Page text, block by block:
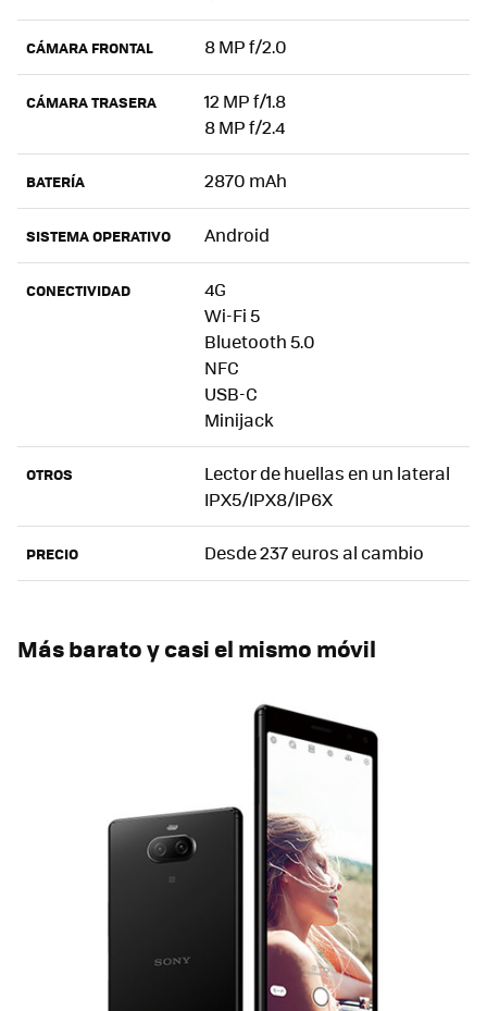
CÁMARA FRONTAL 8 MP f/2.0
CÁMARA TRASERA
12 MP f/1.8
8 MP f/2.4
BATERÍA 2870 mAh
SISTEMA OPERATIVO Android
CONECTIVIDAD
4G
Wi-Fi 5
Bluetooth 5.0
NFC
USB-C
Minijack
OTROS
Lector de huellas en un lateral
IPX5/IPX8/IP6X
PRECIO Desde 237 euros al cambio
Más barato y casi el mismo móvil